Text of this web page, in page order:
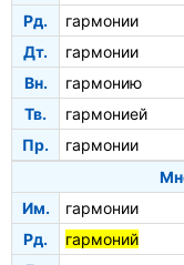
Рд.
гармонии
Дт.
гармонии
Вн.
гармонию
Тв.
гармонией
Пр.
гармонии
Им.
гармонии
Рд.
гармоний